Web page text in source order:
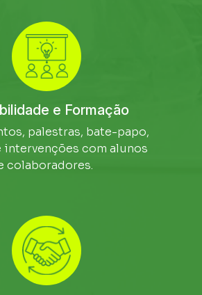
e Formação
palestras, bate-papo,
intervenções com alunos
colaboradores.